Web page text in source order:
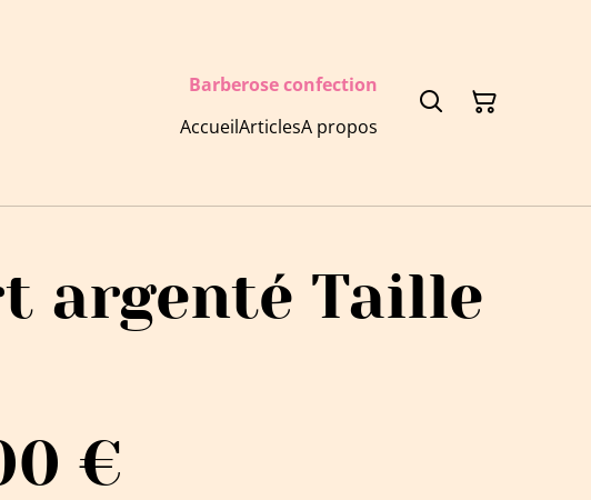
Barberose confection
AccueilArticlesA propos
argenté Taille
€